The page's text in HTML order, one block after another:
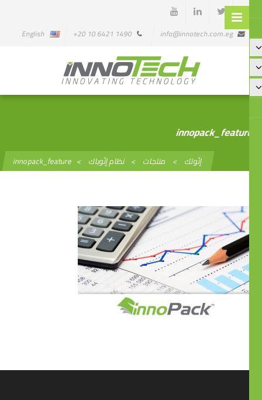
info@innotech.com.eg
1490 6421 10 20+
English
إنّوتك> منتجات> نظام إنّوباك>
innopack_feature